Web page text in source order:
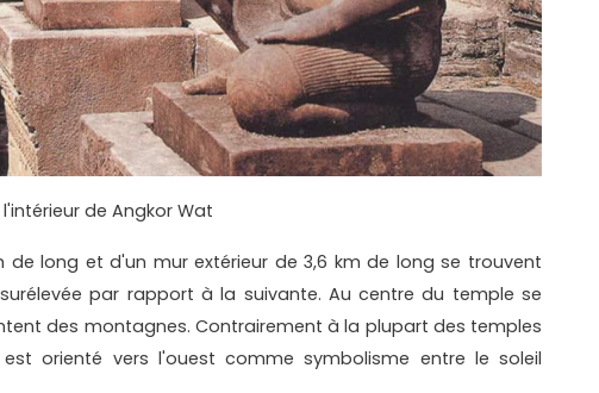
l'intérieur de Angkor Wat
de long et d'un mur extérieur de 3,6 km de long se trouvent
par rapport à la suivante. Au centre du temple se
des montagnes. Contrairement à la plupart des temples
orienté vers l'ouest comme symbolisme entre le soleil